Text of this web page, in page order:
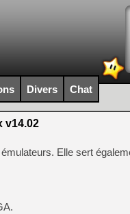
Divers Chat
v14.02
Elle sert